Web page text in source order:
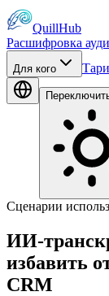
QuillHub
Расшифровка
Для кого
Сценарии
ИИ-
избавить
CRM